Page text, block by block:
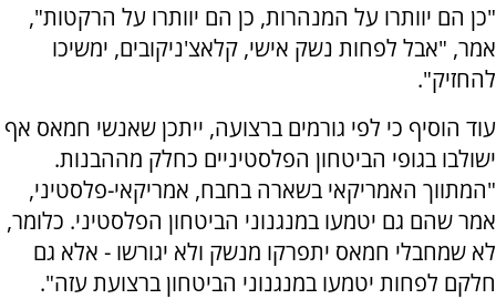
"כן הם יוותרו על המנהרות, כן הם יוותרו על הרקטות",
אמר, "אבל לפחות נשק אישי, קלאצ'ניקובים, ימשיכו
להחזיק".
עוד הוסיף כי לפי גורמים ברצועה, ייתכן שאנשי חמאס אף
ישולבו בגופי הביטחון הפלסטיניים כחלק מההבנות.
"המתווך האמריקאי בשארה בחבח, אמריקאי-פלסטיני,
אמר שהם גם יטמעו במנגנוני הביטחון הפלסטיני. כלומר,
לא שמחבלי חמאס יתפרקו מנשק ולא יגורשו - אלא גם
חלקם לפחות יטמעו במנגנוני הביטחון ברצועת עזה".